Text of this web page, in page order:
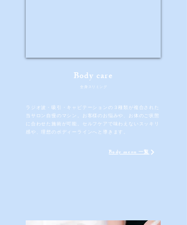
ラジオ波・吸引・キャビテーションの３種類が複合された
当サロン自慢のマシン。お客様のお悩みや、お体のご状態
に合わせた施術が可能。セルフケアで味わえないスッキリ
感や、理想のボディーラインへと導きます。​
Body menu 一覧
​Body care
​全身スリミング